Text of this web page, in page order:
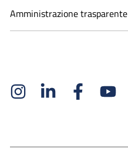
Amministrazione trasparente